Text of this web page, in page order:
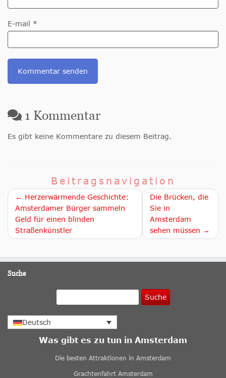
E-mail *
1 Kommentar
Es gibt keine Kommentare zu diesem Beitrag.
Beitragsnavigation
← Herzerwärmende Geschichte:
Amsterdamer Bürger sammeln
Geld für einen blinden
Straßenkünstler
Die Brücken, die
Sie in
Amsterdam
sehen müssen →
Suche
Suche
Deutsch
Was gibt es zu tun in Amsterdam
Die besten Attraktionen in Amsterdam
Grachtenfahrt Amsterdam